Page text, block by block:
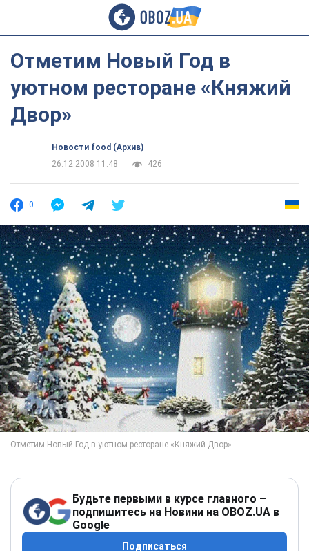
Отметим Новый Год в
уютном ресторане «Княжий
Двор»
Новости food (Архив)
26.12.2008 11:48
426
0
Будьте первыми в курсе главного –
подпишитесь на Новини на OBOZ.UA в
Google
Подписаться